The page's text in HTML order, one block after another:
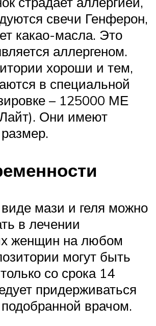
свечи Генферон,
какао-масла. Это
аллергеном.
хороши и тем,
в специальной
– 125000 МЕ
Они имеют
мази и геля можно
в лечении
женщин на любом
могут быть
со срока 14
придерживаться
врачом.